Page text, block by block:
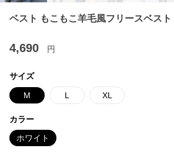
ベスト もこもこ羊毛風フリースベスト
4,690 円
サイズ
M L XL
カラー
ホワイト